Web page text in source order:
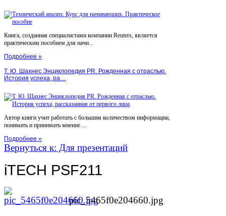
Книга, созданная специалистами компании Reuters, является
практическим пособием для начи...
Подробнее »
Т. Ю. Шахнес Энциклопедия PR. Рожденная с отраслью.
История успеха, ра…
Автор книги учит работать с большим количеством информации,
понимать и принимать мнение ...
Подробнее »
Вернуться к: Для презентаций
iTECH PSF211
pic_5465f0e204660.jpg